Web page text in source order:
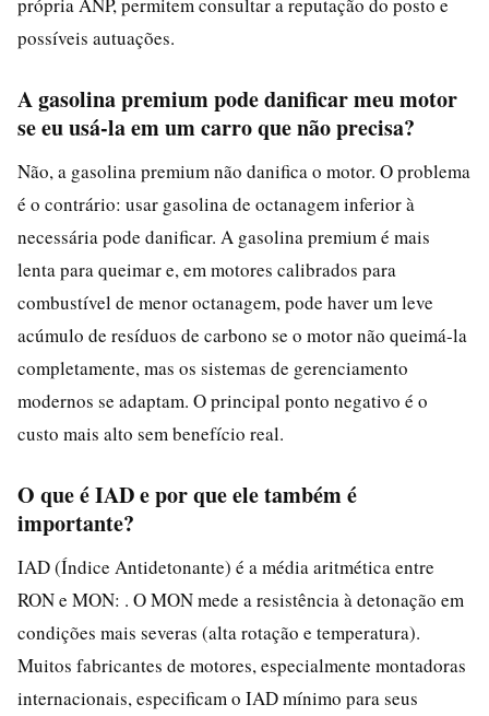
possíveis autuações.
A gasolina premium pode danificar meu motor
se eu usá-la em um carro que não precisa?
Não, a gasolina premium não danifica o motor. O problema
é o contrário: usar gasolina de octanagem inferior à
necessária pode danificar. A gasolina premium é mais
lenta para queimar e, em motores calibrados para
combustível de menor octanagem, pode haver um leve
acúmulo de resíduos de carbono se o motor não queimá-la
completamente, mas os sistemas de gerenciamento
modernos se adaptam. O principal ponto negativo é o
custo mais alto sem benefício real.
O que é IAD e por que ele também é
importante?
IAD (Índice Antidetonante) é a média aritmética entre
RON e MON: . O MON mede a resistência à detonação em
condições mais severas (alta rotação e temperatura).
Muitos fabricantes de motores, especialmente montadoras
internacionais, especificam o IAD mínimo para seus